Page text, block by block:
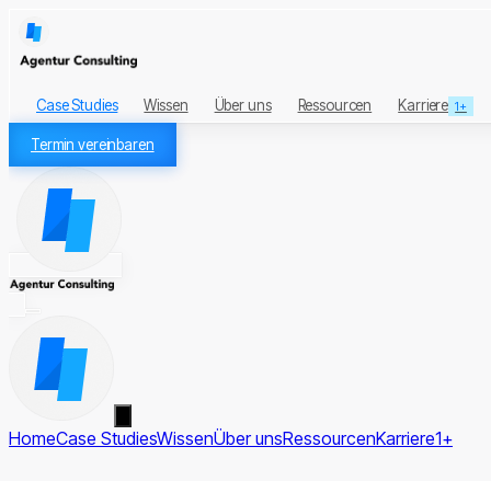
Case Studies Wissen Über uns Ressourcen Karriere 1+
Termin vereinbaren
HomeCase StudiesWissenÜber unsRessourcenKarriere1+